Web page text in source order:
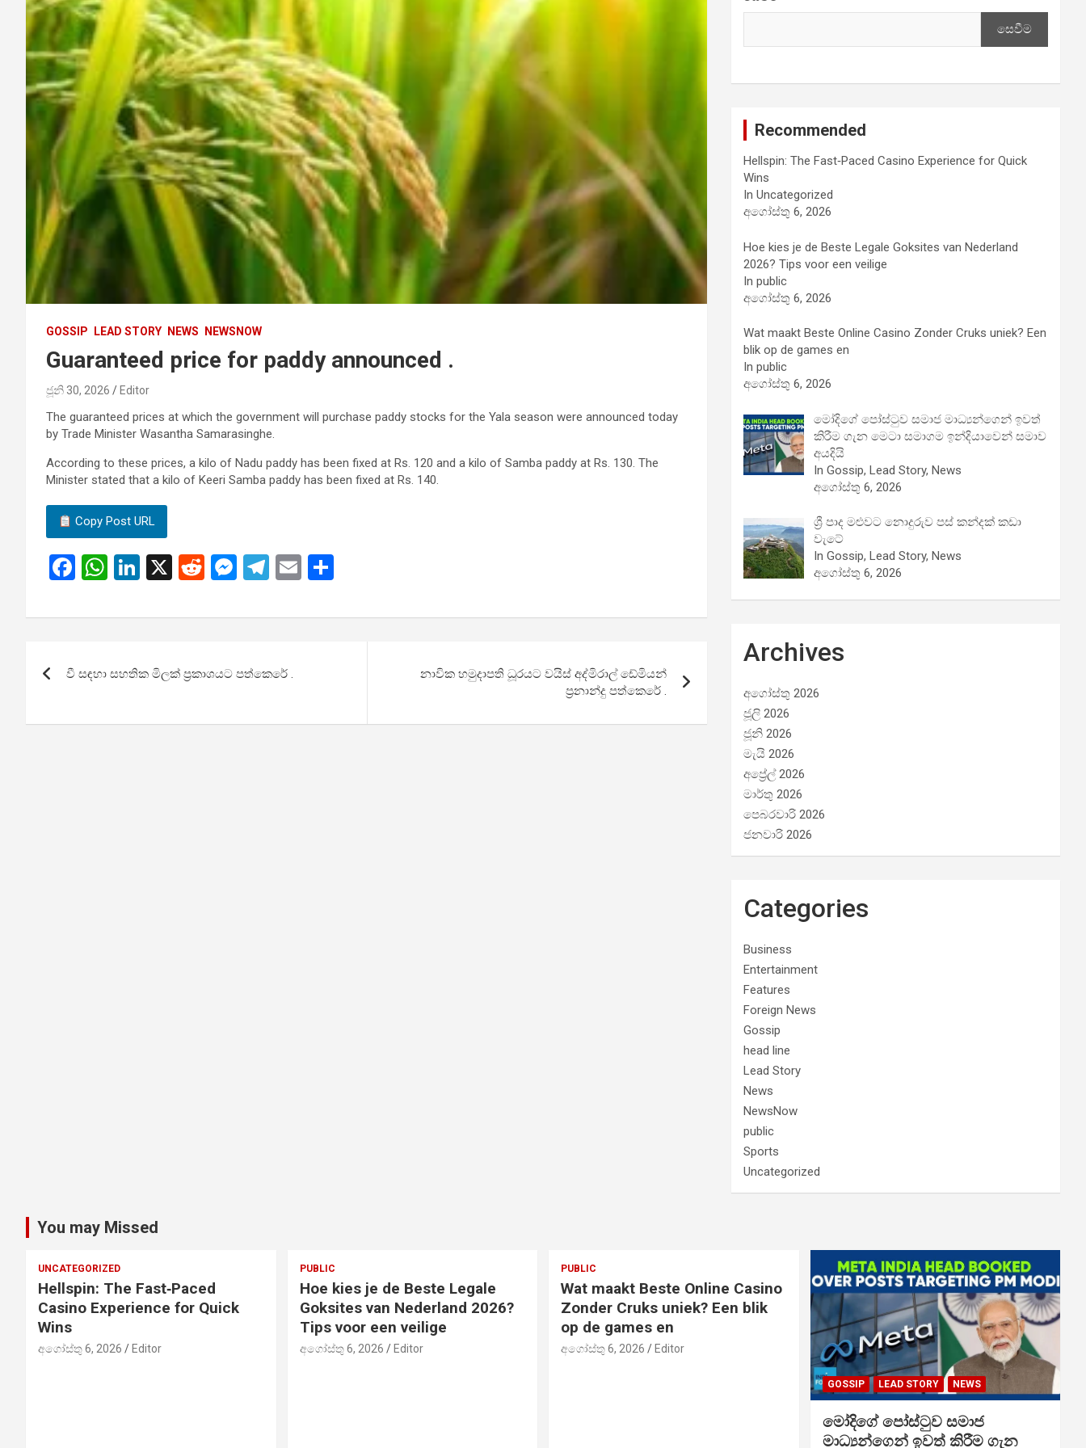
GOSSIP LEAD STORY NEWS NEWSNOW
Guaranteed price for paddy announced .
ජූනි 30, 2026 Editor
The guaranteed prices at which the government will purchase paddy stocks for the Yala season were announced today
by Trade Minister Wasantha Samarasinghe.
According to these prices, a kilo of Nadu paddy has been fixed at Rs. 120 and a kilo of Samba paddy at Rs. 130. The
Minister stated that a kilo of Keeri Samba paddy has been fixed at Rs. 140.
Copy Post URL
F
ce
o
k
W
at
A
p
Li
ke
n
X
R
d
t
M
se
g
T
e
a
E
ail ar
යාත්‍රණය
වී සඳහා සහතික මිලක් ප්‍රකාශයට පත්කෙරේ .
නාවික හමුදාපති ධූරයට වයිස් අද්මිරාල් ඩේමියන්
ප්‍රනාන්දු පත්කෙරේ .
සෙවීම
Recommended
Hellspin: The Fast‑Paced Casino Experience for Quick
Wins
In Uncategorized
අගෝස්තු 6, 2026
Hoe kies je de Beste Legale Goksites van Nederland
2026? Tips voor een veilige
In public
අගෝස්තු 6, 2026
Wat maakt Beste Online Casino Zonder Cruks uniek? Een
blik op de games en
In public
අගෝස්තු 6, 2026
මෝදිගේ පෝස්ටුව සමාජ මාධ්‍යන්ගෙන් ඉවත්
කිරීම ගැන මෙටා සමාගම ඉන්දියාවෙන් සමාව
අයදියි
In Gossip, Lead Story, News
අගෝස්තු 6, 2026
ශ්‍රී පාද මළුවට නොදුරුව පස් කන්දක් කඩා
වැටේ
In Gossip, Lead Story, News
අගෝස්තු 6, 2026
Archives
අගෝස්තු 2026
ජූලි 2026
ජූනි 2026
මැයි 2026
අප්‍රේල් 2026
මාර්තු 2026
පෙබරවාරි 2026
ජනවාරි 2026
Categories
Business
Entertainment
Features
Foreign News
Gossip
head line
Lead Story
News
NewsNow
public
Sports
Uncategorized
You may Missed
UNCATEGORIZED
Hellspin: The Fast‑Paced
Casino Experience for Quick
Wins
අගෝස්තු 6, 2026 Editor
PUBLIC
Hoe kies je de Beste Legale
Goksites van Nederland 2026?
Tips voor een veilige
අගෝස්තු 6, 2026 Editor
PUBLIC
Wat maakt Beste Online Casino
Zonder Cruks uniek? Een blik
op de games en
අගෝස්තු 6, 2026 Editor
GOSSIP LEAD STORY NEWS
මෝදිගේ පෝස්ටුව සමාජ
මාධ්‍යන්ගෙන් ඉවත් කිරීම ගැන